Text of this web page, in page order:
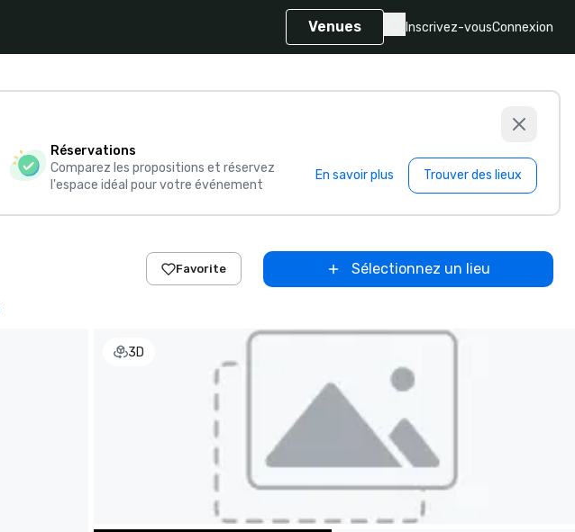
Venues Inscrivez-vousConnexion
Réservations
Comparez les propositions et réservez
l'espace idéal pour votre événement
En savoir plus Trouver des lieux
Favorite Sélectionnez un lieu
3D